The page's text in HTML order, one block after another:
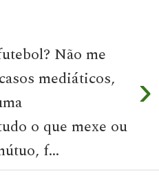
›
Não me
mediáticos,
o que mexe ou
f...